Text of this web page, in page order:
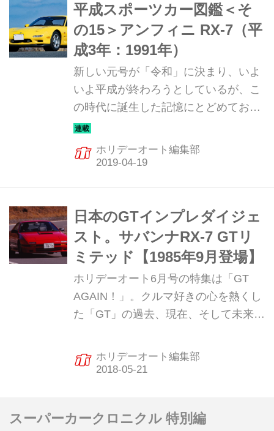
ャッチ！ その内容を読み解き、RX-9
の核心に迫る！ 次世代ロータリーエン
ジンの開発は着実に進んでいる！
2019年5月9日、マツダは19年3月期決
算発表にて24年度までの中期経営計画
方針を公表した。その中の新世代商品
群には「SKYACTIV-R」と次世代ロー
タリースポーツカーRX-9（仮称）の名
がなかった...
平成スポーツカー図鑑＜そ
の15＞アンフィニ RX-7（平
成3年：1991年）
新しい元号が「令和」に決まり、いよ
いよ平成が終わろうとしているが、こ
の時代に誕生した記憶にとどめておき
たいスポーツカーたちを、図鑑風に紹
介していこう。今回は、ロータリー・
ピュアスポーツのRX-7だ。
ホリデーオート編集部
日本のGTインプレダイジェ
スト。サバンナRX-7 GTリ
ミテッド【1985年9月登場】
ホリデーオート6月号の特集は「GT
AGAIN！」。クルマ好きの心を熱くし
た「GT」の過去、現在、そして未来を
中の「日本のGTインプレダイジェス
ト」の記事を特別にピックアップして
入した「サバンナRX-7」だ。初代を大
ホリデーオート編集部
スーパーカークロニクル 特別編